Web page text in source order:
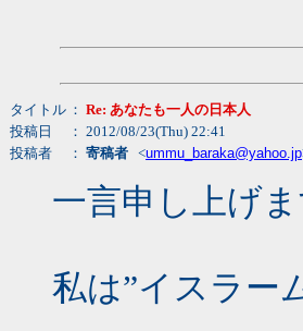
タイトル ： Re: あなたも一人の日本人
投稿日
： 2012/08/23(Thu) 22:41
投稿者
： 寄稿者 <ummu_baraka@yahoo.jp
一言申し上げま
私は”イスラー